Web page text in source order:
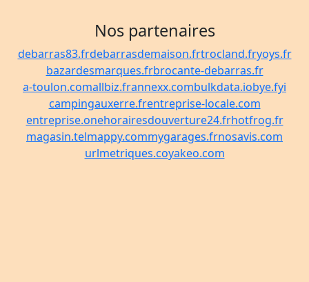
Nos partenaires
debarras83.frdebarrasdemaison.frtrocland.fryoys.fr
bazardesmarques.frbrocante-debarras.fr
a-toulon.comallbiz.frannexx.combulkdata.iobye.fyi
campingauxerre.frentreprise-locale.com
entreprise.onehorairesdouverture24.frhotfrog.fr
magasin.telmappy.commygarages.frnosavis.com
urlmetriques.coyakeo.com